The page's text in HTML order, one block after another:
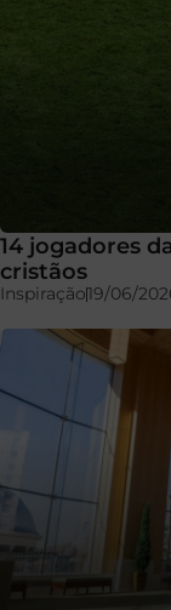
14 jogadores
cristãos
Inspiração19/06/